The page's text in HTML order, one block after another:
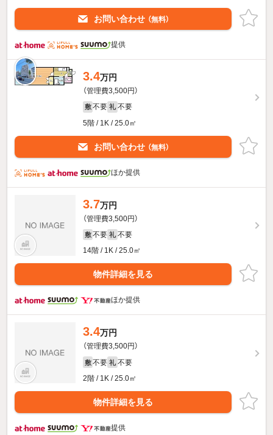
お問い合わせ （無料）
提供
3.4万円
（管理費3,500円）
敷 不要 礼 不要
5階 / 1K / 25.0㎡
お問い合わせ （無料）
ほか提供
3.7万円
（管理費3,500円）
敷 不要 礼 不要
14階 / 1K / 25.0㎡
物件詳細を見る
ほか提供
3.4万円
（管理費3,500円）
敷 不要 礼 不要
2階 / 1K / 25.0㎡
物件詳細を見る
提供